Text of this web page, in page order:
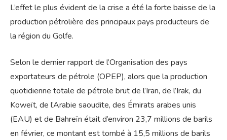
L’effet le plus évident de la crise a été la forte baisse de la
production pétrolière des principaux pays producteurs de
la région du Golfe.
Selon le dernier rapport de l’Organisation des pays
exportateurs de pétrole (OPEP), alors que la production
quotidienne totale de pétrole brut de l’Iran, de l’Irak, du
Koweït, de l’Arabie saoudite, des Émirats arabes unis
(EAU) et de Bahreïn était d’environ 23,7 millions de barils
en février, ce montant est tombé à 15,5 millions de barils